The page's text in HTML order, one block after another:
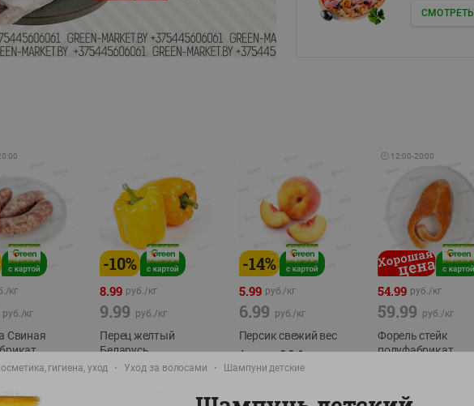
СМОТРЕТЬ
кг
руб./кг
Свиная
-10%
8.99 руб./кг
9.99 руб./кг
Перец желтый
Беларусь
фасовка: 0,3-0,7кг
-14%
5.99 руб./кг
6.99 руб./кг
Персик свежий вес
фасовка:0,8-1кг
🕘 12:00-20:00
54.99 руб./кг
59.99 руб./кг
Форель стейк
полуфабрикат,
гигиена, уход Уход за волосами Шампуни детские